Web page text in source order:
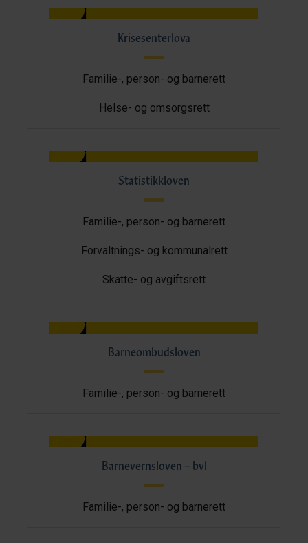
Krisesenterlova
Familie-, person- og barnerett
Helse- og omsorgsrett
Statistikkloven
Familie-, person- og barnerett
Forvaltnings- og kommunalrett
Skatte- og avgiftsrett
Barneombudsloven
Familie-, person- og barnerett
Barnevernsloven – bvl
Familie-, person- og barnerett